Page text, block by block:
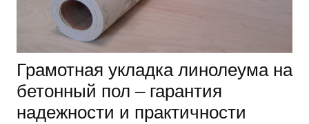
Грамотная укладка линолеума на
бетонный пол – гарантия
надежности и практичности